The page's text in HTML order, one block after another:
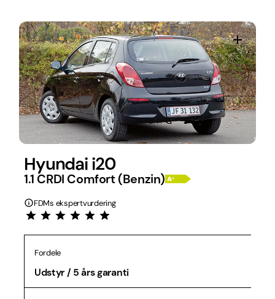
Hyundai i20
1.1 CRDI Comfort (Benzin)
FDMs ekspertvurdering
Fordele
Udstyr / 5 års garanti